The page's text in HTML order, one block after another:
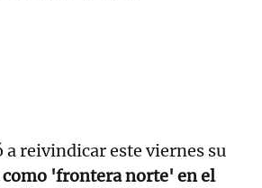
a reivindicar este viernes su
'frontera norte' en el